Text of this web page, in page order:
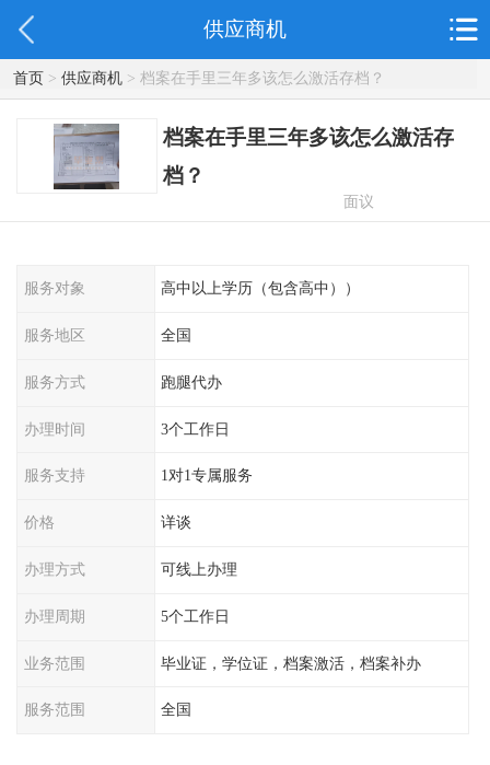
供应商机
首页> 供应商机> 档案在手里三年多该怎么激活存档？
档案在手里三年多该怎么激活存
档？
面议
服务对象 高中以上学历（包含高中））
服务地区 全国
服务方式 跑腿代办
办理时间 3个工作日
服务支持 1对1专属服务
价格 详谈
办理方式 可线上办理
办理周期 5个工作日
业务范围 毕业证，学位证，档案激活，档案补办
服务范围 全国